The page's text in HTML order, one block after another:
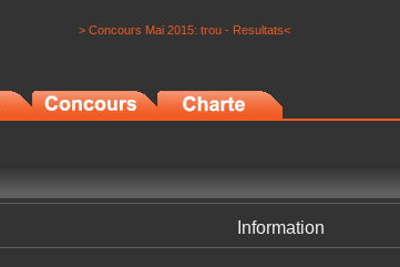
> Concours Mai 2015: trou - Resultats<
Information